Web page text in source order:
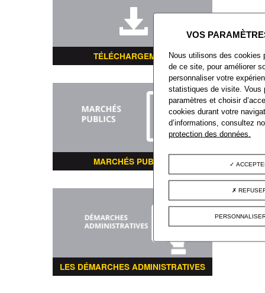
TÉLÉCHARGEMENT
MARCHÉS PUBLICS
LES DÉMARCHES ADMINISTRATIVES
Nous utilisons des cookies
de ce site, pour améliorer
personnaliser votre
statistiques de visite. Vous
paramètres et choisir
cookies durant votre
d’informations, consultez
protection des données.